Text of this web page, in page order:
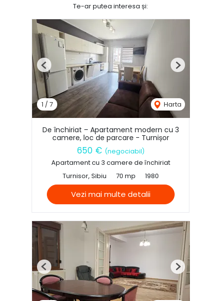
Te-ar putea interesa și:
1 / 7 Harta
Previous Next
De închiriat – Apartament modern cu 3
camere, loc de parcare - Turnișor
650 € (negociabil)
Apartament cu 3 camere de închiriat
Turnisor, Sibiu
70 mp 1980
Vezi mai multe detalii
Previous Next